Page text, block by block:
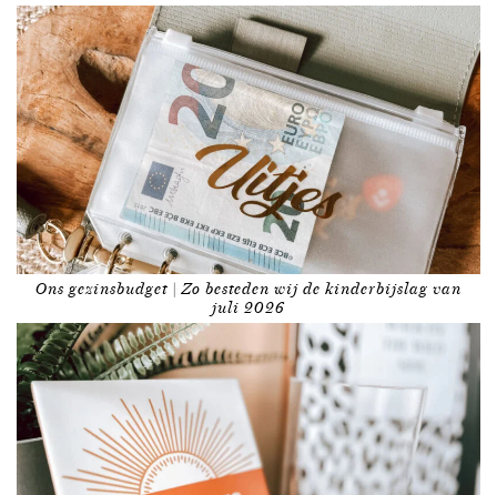
Ons gezinsbudget | Zo besteden wij de kinderbijslag van
juli 2026